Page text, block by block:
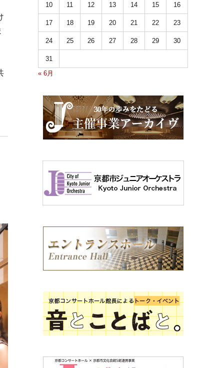
10 11 12 13 14 15 16
17 18 19 20 21 22 23
24 25 26 27 28 29 30
31
« 6月